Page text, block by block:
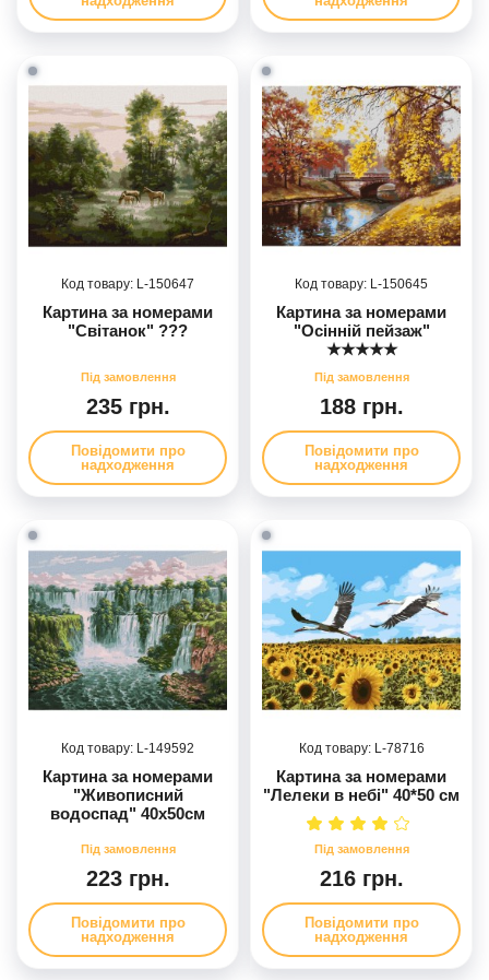
150647
Картина за номерами
"Світанок" ???
235 грн.
Повідомити про
надходження
150645
Картина за номерами
"Осінній пейзаж"
★★★★★
188 грн.
Повідомити про
надходження
149592
Картина за номерами
"Живописний
водоспад" 40х50см
223 грн.
Повідомити про
надходження
78716
Картина за номерами
"Лелеки в небі" 40*50 см
216 грн.
Повідомити про
надходження